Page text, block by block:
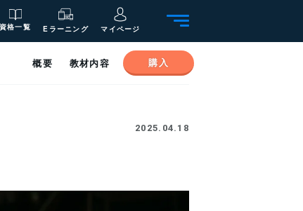
資格一覧 Eラーニング マイページ
概要 教材内容 購入
2025.04.18